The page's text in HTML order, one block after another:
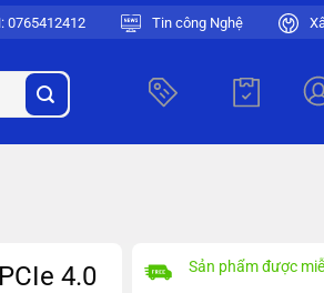
0765412412 Tin công Nghệ
4.0
Sản phẩm được